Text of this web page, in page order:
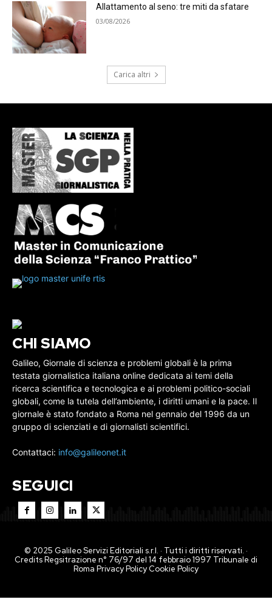
Allattamento al seno: tre miti da sfatare
03/08/2026
Carica altri
CHI SIAMO
Galileo, Giornale di scienza e problemi globali è la prima
testata giornalistica italiana online dedicata ai temi della
ricerca scientifica e tecnologica e ai problemi politico-sociali
globali, come la tutela dell’ambiente, i diritti umani e la pace. Il
giornale è stato fondato a Roma nel gennaio del 1996 da un
gruppo di scienziati e di giornalisti scientifici.
Contattaci: info@galileonet.it
SEGUICI
© 2025 Galileo Servizi Editoriali s.r.l. · Tutti i diritti riservati. ·
Credits Regsitrazione n° 76/97 del 14 febbraio 1997 Tribunale di
Roma Privacy PolicyCookie Policy